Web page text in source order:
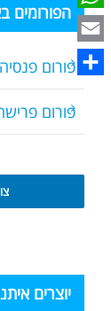
הפורומים
פורום
פורום
יוצרים
WhatsApp
Email
Share